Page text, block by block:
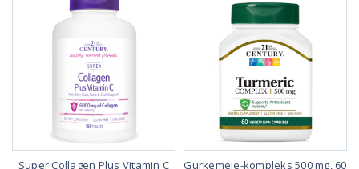
Super Collagen Plus Vitamin C
Gurkemeje-kompleks 500 mg, 60